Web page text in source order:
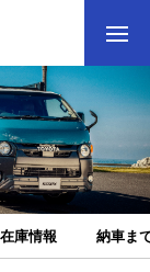
庫情報 納車ま